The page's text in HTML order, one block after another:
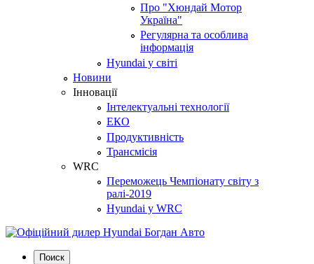
Про "Хюндай Мотор
Україна"
Регулярна та особлива
інформація
Hyundai у світі
Новини
Інновації
Інтелектуальні технології
ЕКО
Продуктивність
Трансмісія
WRC
Переможець Чемпіонату світу з
ралі-2019
Hyundai у WRC
Поиск